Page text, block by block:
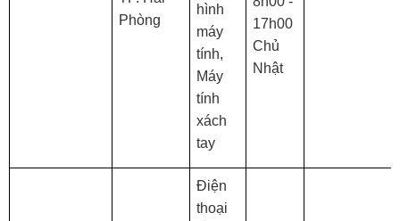
Phòng
hình
máy
tính,
Máy
tính
xách
tay
17h00
Chủ
Nhật
Điện
thoại